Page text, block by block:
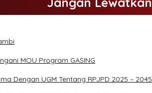
MOU Program GASING
Dengan UGM Tentang RPJPD 2025 – 2045